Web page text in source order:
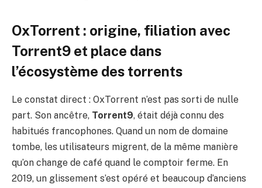
OxTorrent : origine, filiation avec
Torrent9 et place dans
l’écosystème des torrents
Le constat direct : OxTorrent n’est pas sorti de nulle
part. Son ancêtre, Torrent9, était déjà connu des
habitués francophones. Quand un nom de domaine
tombe, les utilisateurs migrent, de la même manière
qu’on change de café quand le comptoir ferme. En
2019, un glissement s’est opéré et beaucoup d’anciens